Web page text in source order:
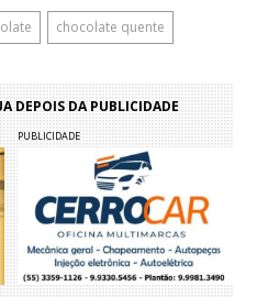
chocolate quente
DEPOIS DA PUBLICIDADE
PUBLICIDADE